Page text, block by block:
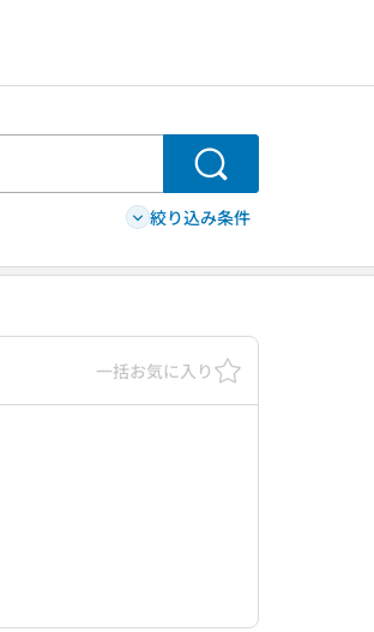
検索
絞り込み条件
一括お気に入り